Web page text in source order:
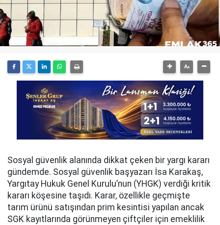
Sosyal güvenlik alanında dikkat çeken bir yargı kararı
gündemde. Sosyal güvenlik başyazarı İsa Karakaş,
Yargıtay Hukuk Genel Kurulu’nun (YHGK) verdiği kritik
kararı köşesine taşıdı. Karar, özellikle geçmişte
tarım ürünü satışından prim kesintisi yapılan ancak
SGK kayıtlarında görünmeyen çiftçiler için emeklilik